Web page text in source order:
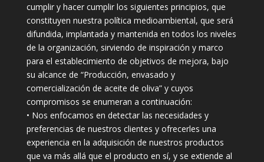
cumplir y hacer cumplir los siguientes principios, que
constituyen nuestra política medioambiental, que será
difundida, implantada y mantenida en todos los niveles
de la organización, sirviendo de inspiración y marco
para el establecimiento de objetivos de mejora, bajo
su alcance de “Producción, envasado y
comercialización de aceite de oliva” y cuyos
compromisos se enumeran a continuación:
• Nos enfocamos en detectar las necesidades y
preferencias de nuestros clientes y ofrecerles una
experiencia en la adquisición de nuestros productos
que va más allá que el producto en sí, y se extiende al